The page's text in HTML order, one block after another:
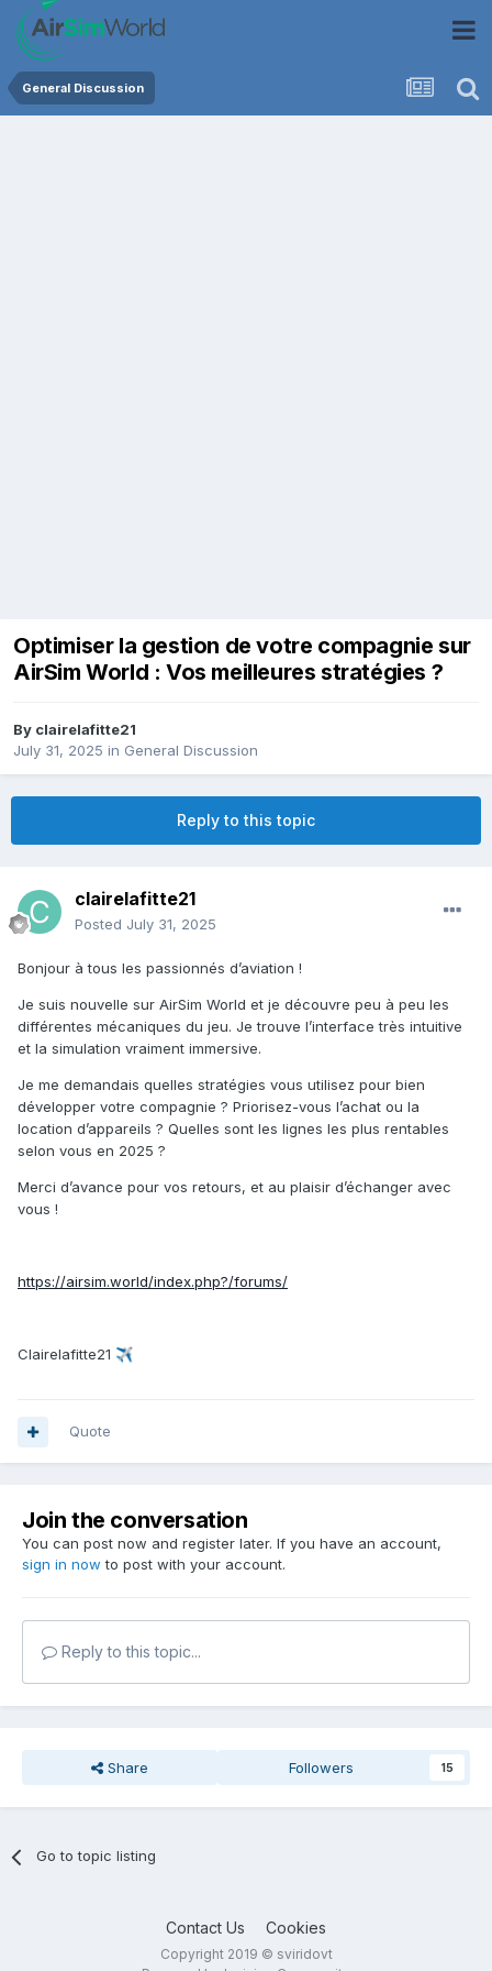
General Discussion
Optimiser la gestion de votre compagnie sur
AirSim World : Vos meilleures stratégies ?
By clairelafitte21
July 31, 2025 in General Discussion
Reply to this topic
clairelafitte21
Posted July 31, 2025
Bonjour à tous les passionnés d’aviation !
Je suis nouvelle sur AirSim World et je découvre peu à peu les
différentes mécaniques du jeu. Je trouve l’interface très intuitive
et la simulation vraiment immersive.
Je me demandais quelles stratégies vous utilisez pour bien
développer votre compagnie ? Priorisez-vous l’achat ou la
location d’appareils ? Quelles sont les lignes les plus rentables
selon vous en 2025 ?
Merci d’avance pour vos retours, et au plaisir d’échanger avec
vous !
https://airsim.world/index.php?/forums/
Clairelafitte21 ✈️
Quote
Join the conversation
You can post now and register later. If you have an account,
sign in now to post with your account.
Reply to this topic...
Share Followers 15
Go to topic listing
Contact Us Cookies
Copyright 2019 © sviridovt